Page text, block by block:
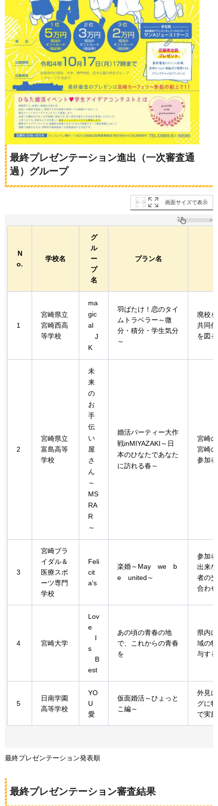
最終プレゼンテーション進出（一次審査通
過）グループ
画面サイズで表示
N
o.
学校名
グ
ル
ー
プ
名
プラン名
1
宮崎県立
宮崎西高
等学校
ma
gic
al
J
K
羽ばたけ！恋のタイ
ムトラベラー～微
分・積分・学生気分
～
廃校
共同
を図
2
宮崎県立
富島高等
学校
未
来
の
お
手
伝
い
屋
さ
ん
～
MS
RA
R
～
婚活パーティー大作
戦inMIYAZAKI～日
本のひなたであなた
に訪れる春～
宮崎
宮崎
参加
3
宮崎ブラ
イダル＆
医療スポ
ーツ専門
学校
Feli
cit
a's
楽婚～May we
b
e
united～
参加
出来
者の
合わ
4 宮崎大学
Lov
e
I
s
B
est
あの頃の青春の地
で、これからの青春
を
県内
域の
与す
5
日南学園
高等学校
YO
U
愛
仮面婚活～ひょっと
こ編～
外見
グに
で実
最終プレゼンテーション発表順
最終プレゼンテーション審査結果